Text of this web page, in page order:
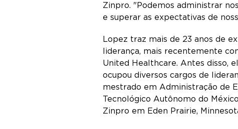
Zinpro. "Podemos administrar
e superar as expectativas de
Lopez traz mais de 23 anos de
liderança, mais recentemente
United Healthcare. Antes disso,
ocupou diversos cargos de
mestrado em Administração de
Tecnológico Autônomo do
Zinpro em Eden Prairie,